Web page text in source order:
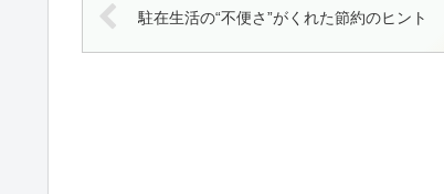
駐在生活の“不便さ”がくれた節約のヒント